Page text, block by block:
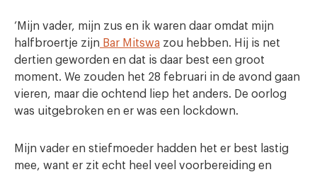
‘Mijn vader, mijn zus en ik waren daar omdat mijn
halfbroertje zijn Bar Mitswa zou hebben. Hij is net
dertien geworden en dat is daar best een groot
moment. We zouden het 28 februari in de avond gaan
vieren, maar die ochtend liep het anders. De oorlog
was uitgebroken en er was een lockdown.
Mijn vader en stiefmoeder hadden het er best lastig
mee, want er zit echt heel veel voorbereiding en